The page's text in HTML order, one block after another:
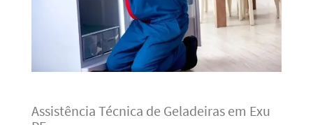
Assistência Técnica de Geladeiras em Exu